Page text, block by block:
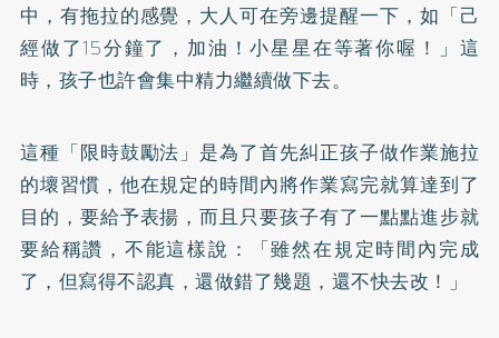
中，有拖拉的感覺，大人可在旁邊提醒一下，如「己
經做了15分鐘了，加油！小星星在等著你喔！」這
時，孩子也許會集中精力繼續做下去。
這種「限時鼓勵法」是為了首先糾正孩子做作業施拉
的壞習慣，他在規定的時間內將作業寫完就算達到了
目的，要給予表揚，而且只要孩子有了一點點進步就
要給稱讚，不能這樣說：「雖然在規定時間內完成
了，但寫得不認真，還做錯了幾題，還不快去改！」